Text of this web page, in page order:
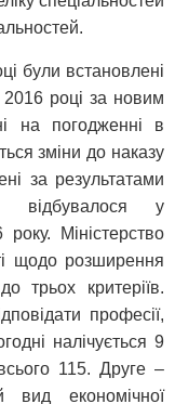
були встановлені
2016 році за новим
на погодженні в
зміни до наказу
за результатами
відбувалося у
Міністерство
щодо розширення
трьох критеріїв.
професії,
налічується 9
115. Друге –
вид економічної